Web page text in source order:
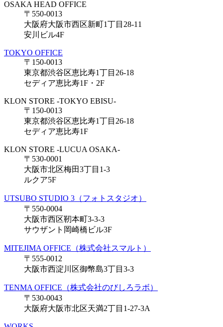
OSAKA HEAD OFFICE
〒550-0013
大阪府大阪市西区新町1丁目28-11
安川ビル4F
TOKYO OFFICE
〒150-0013
東京都渋谷区恵比寿1丁目26-18
セディア恵比寿1F・2F
KLON STORE -TOKYO EBISU-
〒150-0013
東京都渋谷区恵比寿1丁目26-18
セディア恵比寿1F
KLON STORE -LUCUA OSAKA-
〒530-0001
大阪市北区梅田3丁目1-3
ルクア5F
UTSUBO STUDIO 3（フォトスタジオ）
〒550-0004
大阪市西区靭本町3-3-3
サウザント岡崎橋ビル3F
MITEJIMA OFFICE（株式会社スマルト）
〒555-0012
大阪市西淀川区御幣島3丁目3-3
TENMA OFFICE（株式会社のびしろラボ）
〒530-0043
大阪府大阪市北区天満2丁目1-27-3A